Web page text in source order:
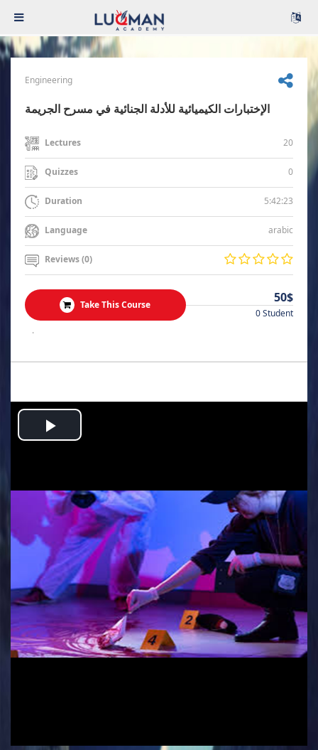
Engineering
الإختبارات الكيميائية للأدلة الجنائية في مسرح الجريمة
Lectures 20
Quizzes 0
Duration 5:42:23
Language arabic
Reviews (0)
Take This Course 50$
0 Student
.
Play